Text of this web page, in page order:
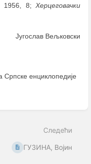
1956, 8; Херцеговачки
Југослав Вељковски
Српске енциклопедије
Следећи
ГУЗИНА, Војин